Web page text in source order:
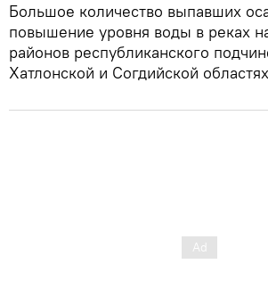
Большое количество выпавших
повышение уровня воды в реках
районов республиканского
Хатлонской и Согдийской